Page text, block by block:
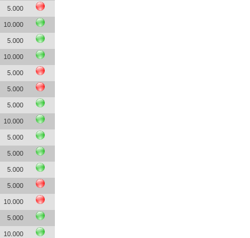
5.000
10.000
5.000
10.000
5.000
5.000
5.000
10.000
5.000
5.000
5.000
5.000
10.000
5.000
10.000